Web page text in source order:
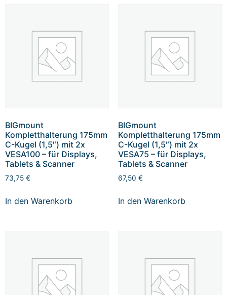
BIGmount
Kompletthalterung 175mm
C-Kugel (1,5″) mit 2x
VESA100 – für Displays,
Tablets & Scanner
73,75 €
In den Warenkorb
BIGmount
Kompletthalterung 175mm
C-Kugel (1,5″) mit 2x
VESA75 – für Displays,
Tablets & Scanner
67,50 €
In den Warenkorb